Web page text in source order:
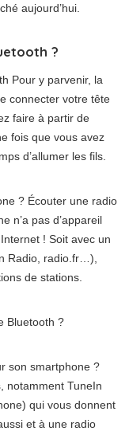
aujourd’hui.
?
Pour y parvenir, la
connecter votre tête
faire à partir de
fois que vous avez
d’allumer les fils.
? Écouter une radio
n’a pas d’appareil
! Soit avec un
Radio, radio.fr…),
de stations.
Bluetooth ?
son smartphone ?
notamment TuneIn
qui vous donnent
et à une radio